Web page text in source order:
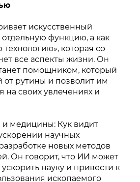
искусственный
отдельную функцию, а как
технологию», которая со
все аспекты жизни. Он
помощником, который
от рутины и позволит им
на своих увлечениях и
и медицины: Кук видит
научных
новых методов
Он говорит, что ИИ может
науку и привести к
ископаемого